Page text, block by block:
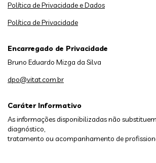
Caráter Informativo
As informações disponibilizadas não
diagnóstico,
tratamento ou acompanhamento de
Política de Privacidade e Dados
Política de Privacidade
Encarregado de Privacidade
Bruno Eduardo Mizga da Silva
dpo@vitat.com.br